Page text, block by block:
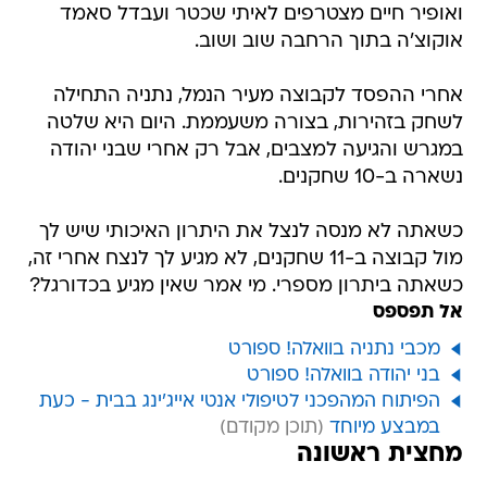
ואופיר חיים מצטרפים לאיתי שכטר ועבדל סאמד
אוקוצ'ה בתוך הרחבה שוב ושוב.
אחרי ההפסד לקבוצה מעיר הנמל, נתניה התחילה
לשחק בזהירות, בצורה משעממת. היום היא שלטה
במגרש והגיעה למצבים, אבל רק אחרי שבני יהודה
נשארה ב-10 שחקנים.
כשאתה לא מנסה לנצל את היתרון האיכותי שיש לך
מול קבוצה ב-11 שחקנים, לא מגיע לך לנצח אחרי זה,
כשאתה ביתרון מספרי. מי אמר שאין מגיע בכדורגל?
אל תפספס
מכבי נתניה בוואלה! ספורט
בני יהודה בוואלה! ספורט
הפיתוח המהפכני לטיפולי אנטי אייג'ינג בבית - כעת
במבצע מיוחד
מחצית ראשונה